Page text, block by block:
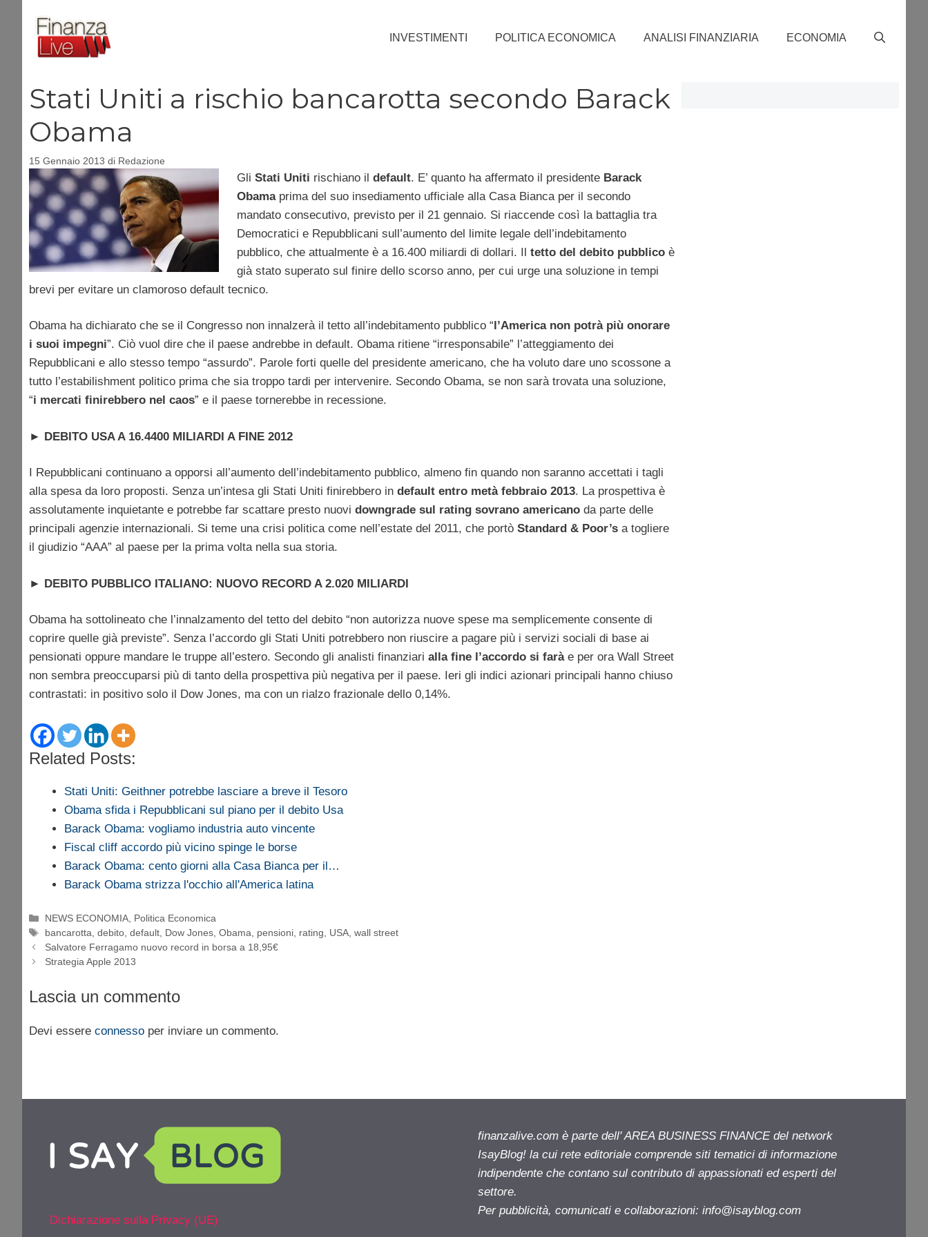
contenuto
INVESTIMENTI POLITICA ECONOMICA ANALISI FINANZIARIA ECONOMIA
Stati Uniti a rischio bancarotta secondo Barack
Obama
15 Gennaio 2013 di Redazione
Gli Stati Uniti rischiano il default. E’ quanto ha affermato il presidente Barack
Obama prima del suo insediamento ufficiale alla Casa Bianca per il secondo
mandato consecutivo, previsto per il 21 gennaio. Si riaccende così la battaglia tra
Democratici e Repubblicani sull’aumento del limite legale dell’indebitamento
pubblico, che attualmente è a 16.400 miliardi di dollari. Il tetto del debito pubblico è
già stato superato sul finire dello scorso anno, per cui urge una soluzione in tempi
brevi per evitare un clamoroso default tecnico.
Obama ha dichiarato che se il Congresso non innalzerà il tetto all’indebitamento pubblico “ l’America non potrà più onorare
i suoi impegni”. Ciò vuol dire che il paese andrebbe in default. Obama ritiene “irresponsabile” l’atteggiamento dei
Repubblicani e allo stesso tempo “assurdo”. Parole forti quelle del presidente americano, che ha voluto dare uno scossone a
tutto l’estabilishment politico prima che sia troppo tardi per intervenire. Secondo Obama, se non sarà trovata una soluzione,
“i mercati finirebbero nel caos” e il paese tornerebbe in recessione.
► DEBITO USA A 16.4400 MILIARDI A FINE 2012
I Repubblicani continuano a opporsi all’aumento dell’indebitamento pubblico, almeno fin quando non saranno accettati i tagli
alla spesa da loro proposti. Senza un’intesa gli Stati Uniti finirebbero in default entro metà febbraio 2013. La prospettiva è
assolutamente inquietante e potrebbe far scattare presto nuovi downgrade sul rating sovrano americano da parte delle
principali agenzie internazionali. Si teme una crisi politica come nell’estate del 2011, che portò Standard & Poor’s a togliere
il giudizio “AAA” al paese per la prima volta nella sua storia.
► DEBITO PUBBLICO ITALIANO: NUOVO RECORD A 2.020 MILIARDI
Obama ha sottolineato che l’innalzamento del tetto del debito “non autorizza nuove spese ma semplicemente consente di
coprire quelle già previste”. Senza l’accordo gli Stati Uniti potrebbero non riuscire a pagare più i servizi sociali di base ai
pensionati oppure mandare le truppe all’estero. Secondo gli analisti finanziari alla fine l’accordo si faràe per ora Wall Street
non sembra preoccuparsi più di tanto della prospettiva più negativa per il paese. Ieri gli indici azionari principali hanno chiuso
contrastati: in positivo solo il Dow Jones, ma con un rialzo frazionale dello 0,14%.
Related Posts:
Stati Uniti: Geithner potrebbe lasciare a breve il Tesoro
Obama sfida i Repubblicani sul piano per il debito Usa
Barack Obama: vogliamo industria auto vincente
Fiscal cliff accordo più vicino spinge le borse
Barack Obama: cento giorni alla Casa Bianca per il…
Barack Obama strizza l'occhio all'America latina
Categorie
NEWS ECONOMIA Politica Economica
Tag
bancarotta ,debito ,default Dow Jones ,Obama pensioni rating USA ,wall street
Salvatore Ferragamo nuovo record in borsa a 18,95€
Strategia Apple 2013
Lascia un commento
Devi essere connesso per inviare un commento.
Dichiarazione sulla Privacy (UE)
finanzalive.com è parte dell' AREA BUSINESS FINANCE del network
IsayBlog! la cui rete editoriale comprende siti tematici di informazione
indipendente che contano sul contributo di appassionati ed esperti del
settore.
Per pubblicità, comunicati e collaborazioni: info@isayblog.com